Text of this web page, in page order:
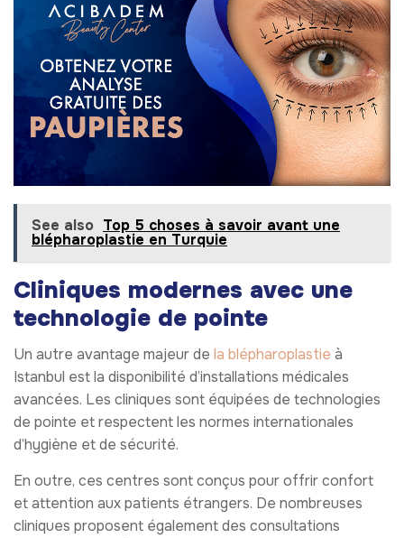
See also Top 5 choses à savoir avant une
blépharoplastie en Turquie
Cliniques modernes avec une
technologie de pointe
Un autre avantage majeur de la blépharoplastie à
Istanbul est la disponibilité d’installations médicales
avancées. Les cliniques sont équipées de technologies
de pointe et respectent les normes internationales
d’hygiène et de sécurité.
En outre, ces centres sont conçus pour offrir confort
et attention aux patients étrangers. De nombreuses
cliniques proposent également des consultations